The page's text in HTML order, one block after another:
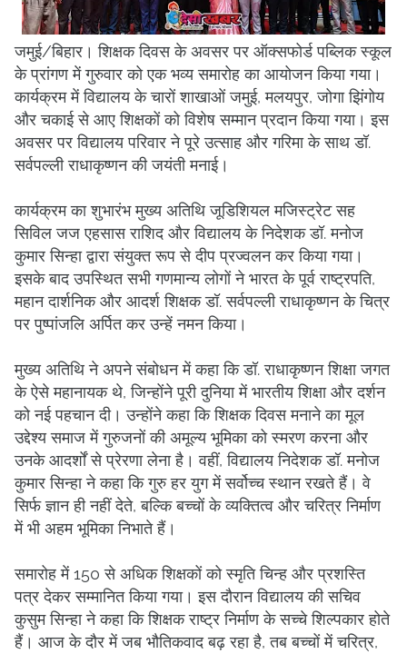
जमुई/बिहार। शिक्षक दिवस के अवसर पर ऑक्सफोर्ड पब्लिक स्कूल
के प्रांगण में गुरुवार को एक भव्य समारोह का आयोजन किया गया।
कार्यक्रम में विद्यालय के चारों शाखाओं जमुई, मलयपुर, जोगा झिंगोय
और चकाई से आए शिक्षकों को विशेष सम्मान प्रदान किया गया। इस
अवसर पर विद्यालय परिवार ने पूरे उत्साह और गरिमा के साथ डॉ.
सर्वपल्ली राधाकृष्णन की जयंती मनाई।
कार्यक्रम का शुभारंभ मुख्य अतिथि जूडिशियल मजिस्ट्रेट सह
सिविल जज एहसास राशिद और विद्यालय के निदेशक डॉ. मनोज
कुमार सिन्हा द्वारा संयुक्त रूप से दीप प्रज्वलन कर किया गया।
इसके बाद उपस्थित सभी गणमान्य लोगों ने भारत के पूर्व राष्ट्रपति,
महान दार्शनिक और आदर्श शिक्षक डॉ. सर्वपल्ली राधाकृष्णन के चित्र
पर पुष्पांजलि अर्पित कर उन्हें नमन किया।
मुख्य अतिथि ने अपने संबोधन में कहा कि डॉ. राधाकृष्णन शिक्षा जगत
के ऐसे महानायक थे, जिन्होंने पूरी दुनिया में भारतीय शिक्षा और दर्शन
को नई पहचान दी। उन्होंने कहा कि शिक्षक दिवस मनाने का मूल
उद्देश्य समाज में गुरुजनों की अमूल्य भूमिका को स्मरण करना और
उनके आदर्शों से प्रेरणा लेना है। वहीं, विद्यालय निदेशक डॉ. मनोज
कुमार सिन्हा ने कहा कि गुरु हर युग में सर्वोच्च स्थान रखते हैं। वे
सिर्फ ज्ञान ही नहीं देते, बल्कि बच्चों के व्यक्तित्व और चरित्र निर्माण
में भी अहम भूमिका निभाते हैं।
समारोह में 150 से अधिक शिक्षकों को स्मृति चिन्ह और प्रशस्ति
पत्र देकर सम्मानित किया गया। इस दौरान विद्यालय की सचिव
कुसुम सिन्हा ने कहा कि शिक्षक राष्ट्र निर्माण के सच्चे शिल्पकार होते
हैं। आज के दौर में जब भौतिकवाद बढ़ रहा है, तब बच्चों में चरित्र,